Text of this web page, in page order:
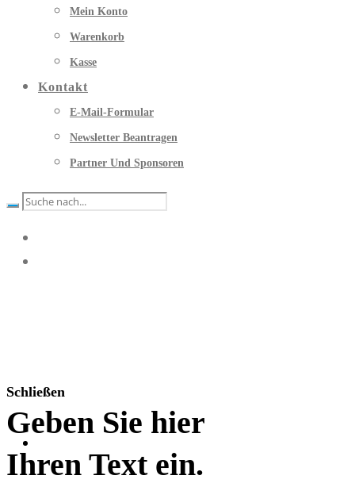
Mein Konto
Warenkorb
Kasse
Kontakt
E-Mail-Formular
Newsletter Beantragen
Partner Und Sponsoren
Schließen
Geben Sie hier
Ihren Text ein.